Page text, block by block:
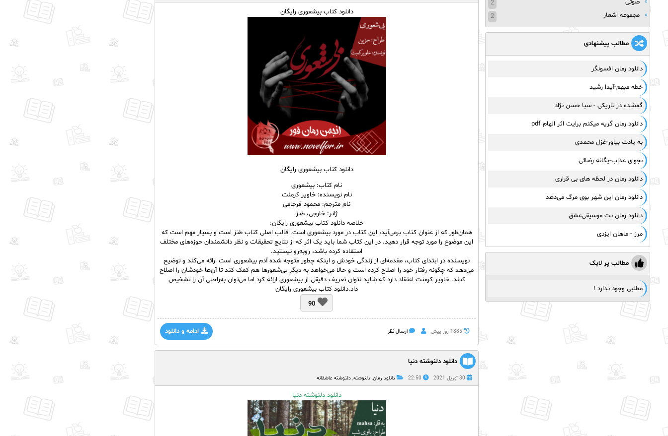
دانلود کتاب بیشعوری رایگان
دانلود کتاب بیشعوری رایگان
نام کتاب: بیشعوری
نام نویسنده: خاویر کرمنت
نام مترجم: محمود فرجامی
ژانر: خارجی، طنز
خلاصه دانلود کتاب بیشعوری رایگان:
همان‌طور که از عنوان کتاب برمی‌آید، این کتاب در مورد بیشعوری است. قالب اصلی کتاب طنز است و بسیار مهم است که
این موضوع را مورد توجه قرار دهید. در این کتاب شما باید یک اثر که از نتایج تحقیقات و نظر دانشمندان حوزه‌های مختلف
استفاده کرده باشد، روبه‌رو نیستید.
نویسنده در ابتدای کتاب، مقدمه‌ای از زندگی خودش و اینکه چطور متوجه شده آدم بیشعوری است ارائه می‌کند و توضیح
می‌دهد که چگونه رفتار خود را اصلاح کرده است و حالا می‌خواهد به دیگر بی‌شعورها هم کمک کند تا آن‌ها خودشان را اصلاح
کنند. خاویر کرمنت اعتقاد دارد که شاید نتوان تعریف دقیقی از بیشعوری ارائه کرد اما می‌توان به‌راحتی آن را تشخیص
داد.دانلود کتاب بیشعوری رایگان
90
ادامه و دانلود 1885 روز پيش ارسال نظر
دانلود دلنوشته دنیا
30 آوریل 2021 22:50 دانلود رمان, دلنوشته, دلنوشته عاشقانه
دانلود دلنوشته دنیا
صوتی
2
مجموعه اشعار
2
مطالب پیشنهادی
دانلود رمان افسونگر
خطه مبهم-آیدا رشید
گمشده در تاریکی - سبا حسن نژاد
دانلود رمان گریه میکنم برایت اثر الهام pdf
به یادت بیاور-غزل محمدی
نجوای عذاب-یگانه رضائی
دانلود رمان در لحظه‌ های بی‌ قراری
دانلود رمان این شهر بوی مرگ می‌دهد
دانلود رمان نت موسیقی‌عشق
مرز - ماهان ایزدی
مطالب پر لایک
مطلبی وجود ندارد !